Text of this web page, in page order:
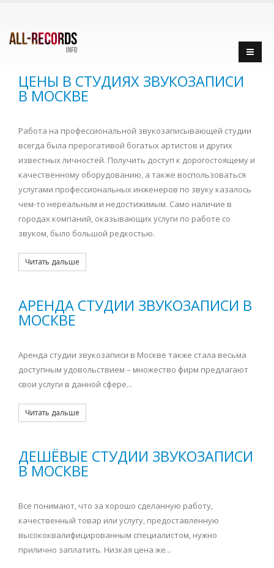
ЦЕНЫ В СТУДИЯХ ЗВУКОЗАПИСИ
В МОСКВЕ
Работа на профессиональной звукозаписывающей студии
всегда была прерогативой богатых артистов и других
известных личностей. Получить доступ к дорогостоящему и
качественному оборудованию, а также воспользоваться
услугами профессиональных инженеров по звуку казалось
чем-то нереальным и недостижимым. Само наличие в
городах компаний, оказывающих услуги по работе со
звуком, было большой редкостью.
Читать дальше
АРЕНДА СТУДИИ ЗВУКОЗАПИСИ В
МОСКВЕ
Аренда студии звукозаписи в Москве также стала весьма
доступным удовольствием – множество фирм предлагают
свои услуги в данной сфере...
Читать дальше
ДЕШЁВЫЕ СТУДИИ ЗВУКОЗАПИСИ
В МОСКВЕ
Все понимают, что за хорошо сделанную работу,
качественный товар или услугу, предоставленную
высококвалифицированным специалистом, нужно
прилично заплатить. Низкая цена же...